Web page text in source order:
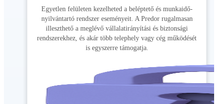
Egyetlen felületen kezelheted a beléptető és munkaidő-
nyilvántartó rendszer eseményeit. A Predor rugalmasan
illeszthető a meglévő vállalatirányítási és biztonsági
rendszerekhez, és akár több telephely vagy cég működését
is egyszerre támogatja.